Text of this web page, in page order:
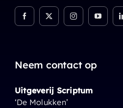
Neem contact op
Uitgeverij Scriptum
‘De Molukken’